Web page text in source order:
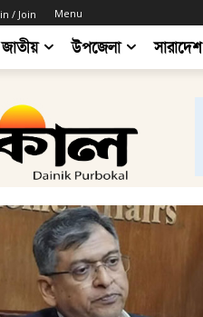
/ Join Menu
জাতীয় উপজেলা সারাদেশ